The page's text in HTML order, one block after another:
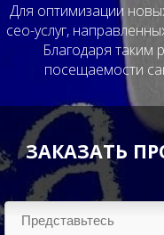
Для оптимизации
сео-услуг,
Благодаря таким
посещаемости
ЗАКАЗАТЬ